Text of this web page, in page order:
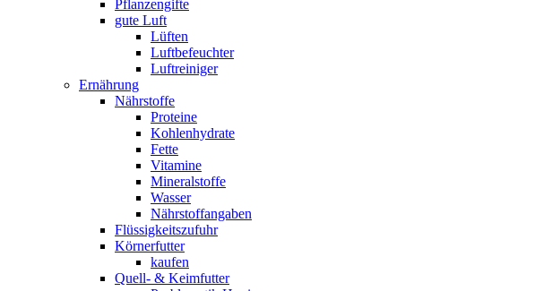
Pflanzengifte
gute Luft
Lüften
Luftbefeuchter
Luftreiniger
Ernährung
Nährstoffe
Proteine
Kohlenhydrate
Fette
Vitamine
Mineralstoffe
Wasser
Nährstoffangaben
Flüssigkeitszufuhr
Körnerfutter
kaufen
Quell- & Keimfutter